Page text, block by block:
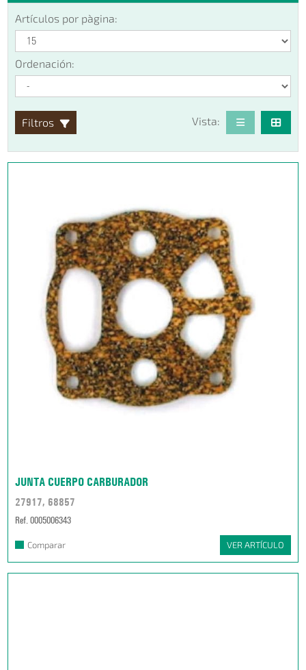
Artículos por pàgina:
Ordenación:
Filtros Vista:
JUNTA CUERPO CARBURADOR
27917, 68857
Ref. 0005006343
Comparar VER ARTÍCULO